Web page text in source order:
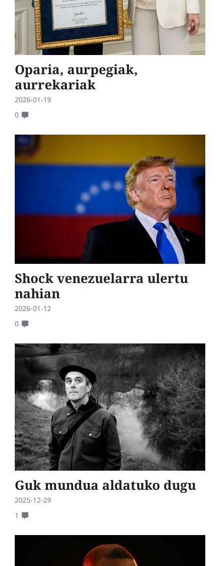
Oparia, aurpegiak,
aurrekariak
2026-01-19
0
Shock venezuelarra ulertu
nahian
2026-01-12
0
Guk mundua aldatuko dugu
2025-12-29
1